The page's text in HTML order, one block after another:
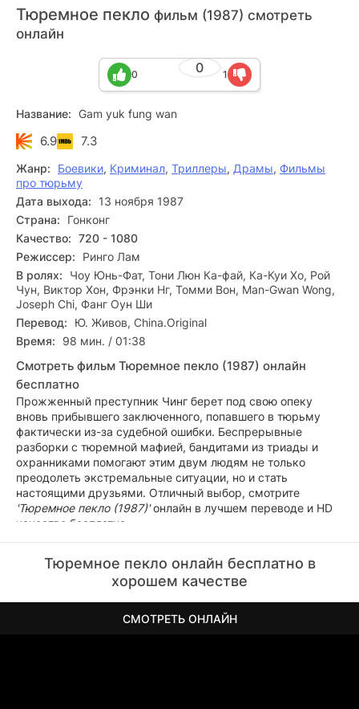
Тюремное пекло фильм (1987) смотреть
онлайн
0
0 1
Название: Gam yuk fung wan
6.9 7.3
Жанр: Боевики, Криминал, Триллеры, Драмы, Фильмы
про тюрьму
Дата выхода:
13 ноября 1987
Страна:
Гонконг
Качество: 720 - 1080
Режиссер:
Ринго Лам
В ролях:
Чоу Юнь-Фат, Тони Люн Ка-фай, Ка-Куи Хо, Рой
Чун, Виктор Хон, Фрэнки Нг, Томми Вон, Man-Gwan Wong,
Joseph Chi, Фанг Оун Ши
Перевод:
Ю. Живов, China.Original
Время:
98 мин. / 01:38
Смотреть фильм Тюремное пекло (1987) онлайн
бесплатно
Прожженный преступник Чинг берет под свою опеку
вновь прибывшего заключенного, попавшего в тюрьму
фактически из-за судебной ошибки. Беспрерывные
разборки с тюремной мафией, бандитами из триады и
охранниками помогают этим двум людям не только
преодолеть экстремальные ситуации, но и стать
настоящими друзьями. Отличный выбор, смотрите
'Тюремное пекло (1987)'онлайн в лучшем переводе и HD
качестве бесплатно.
Тюремное пекло онлайн бесплатно в
хорошем качестве
СМОТРЕТЬ ОНЛАЙН